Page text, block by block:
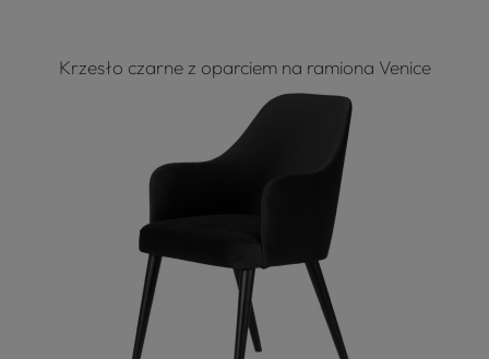
Krzesło czarne z oparciem na ramiona Venice